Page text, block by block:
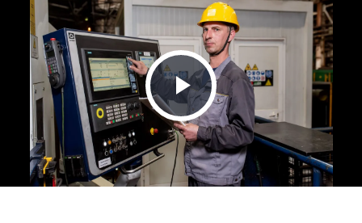
Play Video